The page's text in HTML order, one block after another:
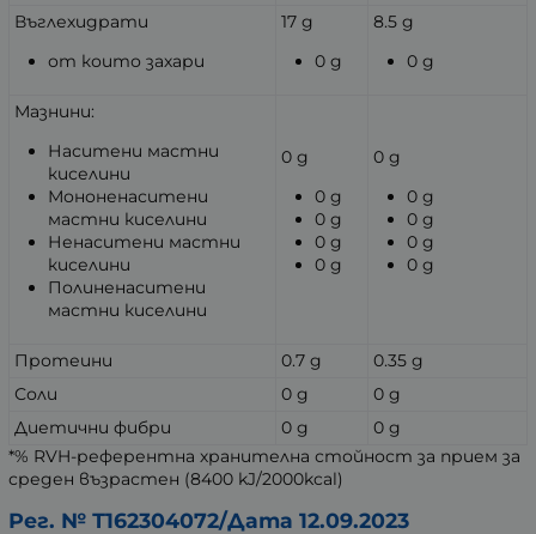
Въглехидрати
от които захари
17 g
0 g
8.5 g
0 g
Мазнини:
Наситени мастни
киселини
Мононенаситени
мастни киселини
Ненаситени мастни
киселини
Полиненаситени
мастни киселини
0 g
0 g
0 g
0 g
0 g
0 g
0 g
0 g
0 g
0 g
Протеини 0.7 g
0.35 g
Соли
0 g
0 g
Диетични фибри
0 g
0 g
*% RVH-референтна хранителна стойност за прием за
среден възрастен (8400 kJ/2000kcal)
Рег. № Т162304072/Дата 12.09.2023